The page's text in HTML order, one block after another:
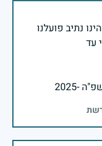
נתיב פועלנו
-2025